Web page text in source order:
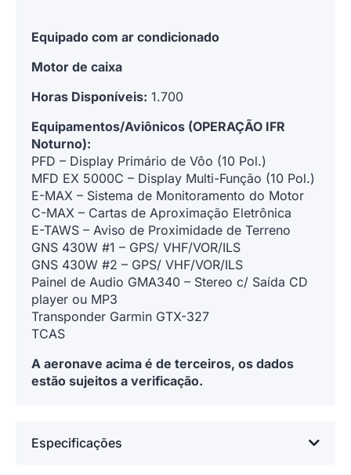
Equipado com ar condicionado
Motor de caixa
Horas Disponíveis: 1.700
Equipamentos/Aviônicos (OPERAÇÃO IFR
Noturno):
PFD – Display Primário de Vôo (10 Pol.)
MFD EX 5000C – Display Multi-Função (10 Pol.)
E-MAX – Sistema de Monitoramento do Motor
C-MAX – Cartas de Aproximação Eletrônica
E-TAWS – Aviso de Proximidade de Terreno
GNS 430W #1 – GPS/ VHF/VOR/ILS
GNS 430W #2 – GPS/ VHF/VOR/ILS
Painel de Audio GMA340 – Stereo c/ Saída CD
player ou MP3
Transponder Garmin GTX-327
TCAS
A aeronave acima é de terceiros, os dados
estão sujeitos a verificação.
Especificações